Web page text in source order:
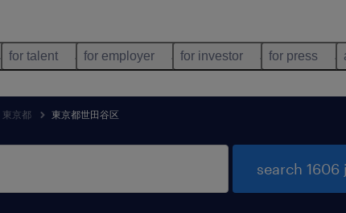
for talent for employer for investor for press
東京都 東京都世田谷区
search 1606